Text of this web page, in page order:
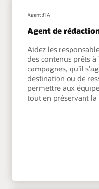
Agent d'IA
Agent de
Aidez les
des contenus prêts
campagnes, qu’il
destination ou de
permettre aux
tout en préservant la